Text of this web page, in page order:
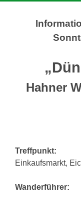
Hahner
Einkaufsmarkt,
Wanderführer: